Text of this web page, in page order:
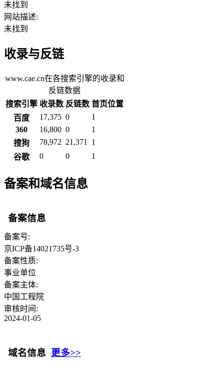
未找到
网站描述:
未找到
收录与反链
www.cae.cn在各搜索引擎的收录和
反链数据
搜索引擎 收录数 反链数 首页位置
百度
17,375 0
1
360
16,800 0
1
搜狗
78,972 21,371
1
谷歌
0 0 1
备案和域名信息
备案信息
备案号:
京ICP备14021735号-3
备案性质:
事业单位
备案主体:
中国工程院
审核时间:
2024-01-05
域名信息 更多>>